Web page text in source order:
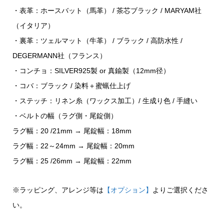
・表革：ホースバット（馬革） / 茶芯ブラック / MARYAM社
（イタリア）
・裏革：ツェルマット（牛革） / ブラック / 高防水性 /
DEGERMANN社（フランス）
・コンチョ：SILVER925製 or 真鍮製（12mm径）
・コバ：ブラック / 染料＋蜜蝋仕上げ
・ステッチ：リネン糸（ワックス加工）/ 生成り色 / 手縫い
・ベルトの幅（ラグ側・尾錠側）
ラグ幅：20 /21mm → 尾錠幅：18mm
ラグ幅：22～24mm → 尾錠幅：20mm
ラグ幅：25 /26mm → 尾錠幅：22mm
※ラッピング、アレンジ等は 【オプション】
よりご選択くださ
い。